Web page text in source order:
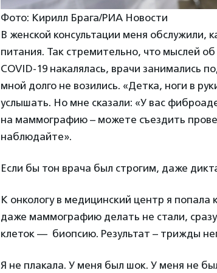
Фото: Кирилл Брага/РИА Новости
В женской консультации меня обслужили,
питания. Так стремительно, что мыслей
COVID-19 накалялась, врачи занимались
мной долго не возились. «Детка, ноги в
услышать. Но мне сказали: «У вас
на маммографию – можете съездить
наблюдайте».
Если бы тон врача был строгим, даже
К онкологу в медицинский центр я
даже маммографию делать не стали,
клеток — биопсию. Результат – трижды
Я не плакала. У меня был шок. У меня не